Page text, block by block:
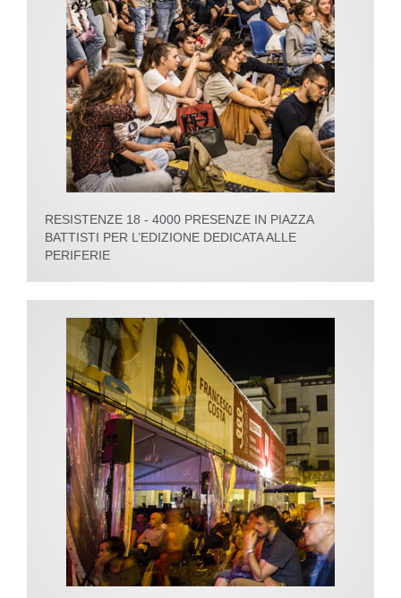
RESISTENZE 18 - 4000 PRESENZE IN PIAZZA
BATTISTI PER L’EDIZIONE DEDICATA ALLE
PERIFERIE